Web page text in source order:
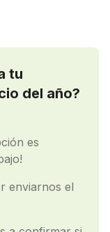
tu
del año?
es
enviarnos el